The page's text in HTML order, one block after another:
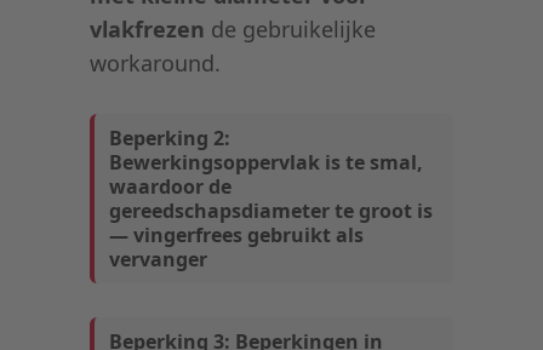
vlakfrezen de gebruikelijke
workaround.
Beperking 2:
Bewerkingsoppervlak is te smal,
waardoor de
gereedschapsdiameter te groot is
— vingerfrees gebruikt als
vervanger
Beperking 3: Beperkingen in